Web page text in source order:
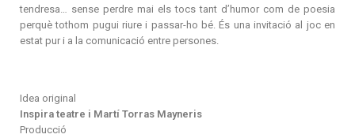
tendresa… sense perdre mai els tocs tant d’humor com de poesia
perquè tothom pugui riure i passar-ho bé. És una invitació al joc en
estat pur i a la comunicació entre persones.
Idea original
Inspira teatre i Martí Torras Mayneris
Producció